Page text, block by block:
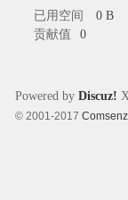
已用空间
0 B
贡献值
0
Powered by Discuz!
© 2001-2017 Comsenz